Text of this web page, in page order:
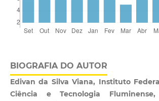
BIOGRAFIA DO AUTOR
Edivan da Silva Viana, Instituto
Ciência e Tecnologia